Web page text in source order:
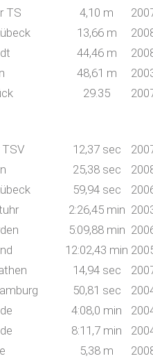
TS 4,10 m
13,66 m
44,46 m
48,61 m
29.35
12,37 sec
25,38 sec
59,94 sec
2:26,45 min
5:09,88 min
12:02,43 min
14,94 sec
50,81 sec
4:08,0 min
8:11,7 min
5,38 m